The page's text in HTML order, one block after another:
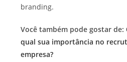
branding.
Você também pode gostar de:
qual sua importância no
empresa?